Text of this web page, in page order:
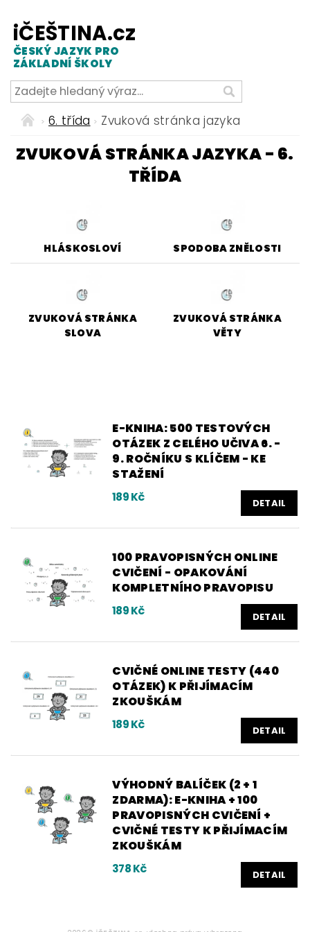
iČEŠTINA.cz
ČESKÝ JAZYK PRO
ZÁKLADNÍ ŠKOLY
6. třída Zvuková stránka jazyka
ZVUKOVÁ STRÁNKA JAZYKA - 6.
TŘÍDA
HLÁSKOSLOVÍ SPODOBA ZNĚLOSTI
ZVUKOVÁ STRÁNKA
SLOVA
ZVUKOVÁ STRÁNKA
VĚTY
E-KNIHA: 500 TESTOVÝCH
OTÁZEK Z CELÉHO UČIVA 6. -
9. ROČNÍKU S KLÍČEM - KE
STAŽENÍ
189 Kč DETAIL
100 PRAVOPISNÝCH ONLINE
CVIČENÍ - OPAKOVÁNÍ
KOMPLETNÍHO PRAVOPISU
189 Kč DETAIL
CVIČNÉ ONLINE TESTY (440
OTÁZEK) K PŘIJÍMACÍM
ZKOUŠKÁM
189 Kč DETAIL
VÝHODNÝ BALÍČEK (2 + 1
ZDARMA): E-KNIHA + 100
PRAVOPISNÝCH CVIČENÍ +
CVIČNÉ TESTY K PŘIJÍMACÍM
ZKOUŠKÁM
378 Kč DETAIL